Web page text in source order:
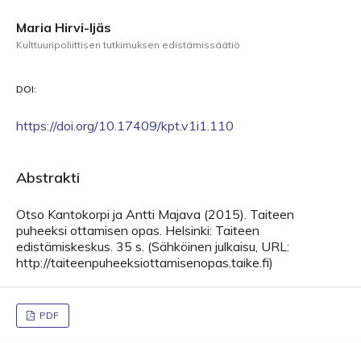
Maria Hirvi-Ijäs
Kulttuuripoliittisen tutkimuksen edistämissäätiö
DOI:
https://doi.org/10.17409/kpt.v1i1.110
Abstrakti
Otso Kantokorpi ja Antti Majava (2015). Taiteen
puheeksi ottamisen opas. Helsinki: Taiteen
edistämiskeskus. 35 s. (Sähköinen julkaisu, URL:
http://taiteenpuheeksiottamisenopas.taike.fi)
PDF